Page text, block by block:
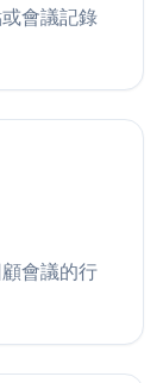
會議記錄
會議的行